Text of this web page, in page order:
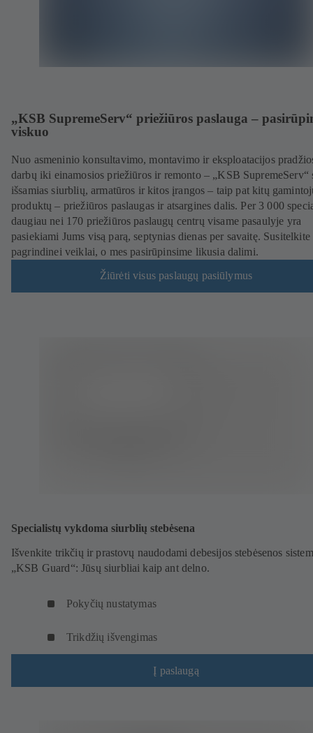
„KSB SupremeServ“ priežiūros paslauga –
viskuo
Nuo asmeninio konsultavimo, montavimo ir eksploatacijos
darbų iki einamosios priežiūros ir remonto – „KSB SupremeServ“
išsamias siurblių, armatūros ir kitos įrangos – taip pat kitų
produktų – priežiūros paslaugas ir atsargines dalis. Per 3 000
daugiau nei 170 priežiūros paslaugų centrų visame pasaulyje yra
pasiekiami Jums visą parą, septynias dienas per savaitę. Susitelkite
pagrindinei veiklai, o mes pasirūpinsime likusia dalimi.
Žiūrėti visus paslaugų pasiūlymus
Specialistų vykdoma siurblių stebėsena
Išvenkite trikčių ir prastovų naudodami debesijos stebėsenos
„KSB Guard“: Jūsų siurbliai kaip ant delno.
Pokyčių nustatymas
Trikdžių išvengimas
Į paslaugą